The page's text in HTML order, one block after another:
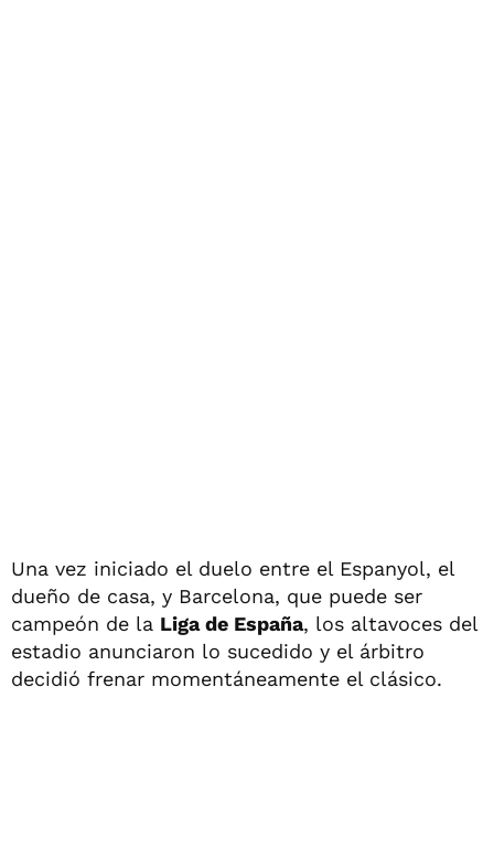
Una vez iniciado el duelo entre el Espanyol, el
dueño de casa, y Barcelona, que puede ser
campeón de la Liga de España, los altavoces del
estadio anunciaron lo sucedido y el árbitro
decidió frenar momentáneamente el clásico.